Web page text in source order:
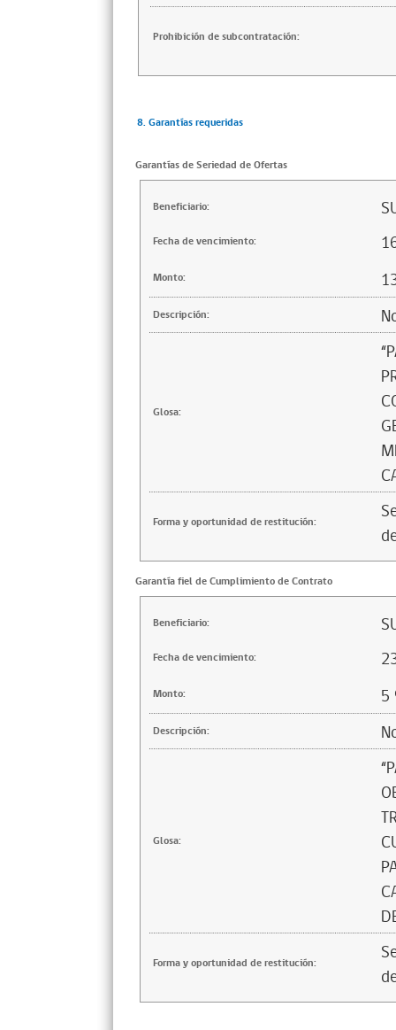
Prohibición de subcontratación:
8. Garantías requeridas
Garantías de Seriedad de Ofertas
Beneficiario:
Fecha de vencimiento:
Monto:
Descripción:
Glosa:
Forma y oportunidad de restitución:
Garantía fiel de Cumplimiento de Contrato
Beneficiario:
Fecha de vencimiento:
Monto: 5
Descripción:
Glosa:
Forma y oportunidad de restitución: